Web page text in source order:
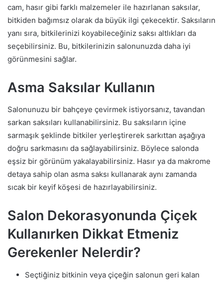
cam, hasır gibi farklı malzemeler ile hazırlanan saksılar,
bitkiden bağımsız olarak da büyük ilgi çekecektir. Saksıların
yanı sıra, bitkilerinizi koyabileceğiniz saksı altlıkları da
seçebilirsiniz. Bu, bitkilerinizin salonunuzda daha iyi
görünmesini sağlar.
Asma Saksılar Kullanın
Salonunuzu bir bahçeye çevirmek istiyorsanız, tavandan
sarkan saksıları kullanabilirsiniz. Bu saksıların içine
sarmaşık şeklinde bitkiler yerleştirerek sarkıttan aşağıya
doğru sarkmasını da sağlayabilirsiniz. Böylece salonda
eşsiz bir görünüm yakalayabilirsiniz. Hasır ya da makrome
detaya sahip olan asma saksı kullanarak aynı zamanda
sıcak bir keyif köşesi de hazırlayabilirsiniz.
Salon Dekorasyonunda Çiçek
Kullanırken Dikkat Etmeniz
Gerekenler Nelerdir?
Seçtiğiniz bitkinin veya çiçeğin salonun geri kalan